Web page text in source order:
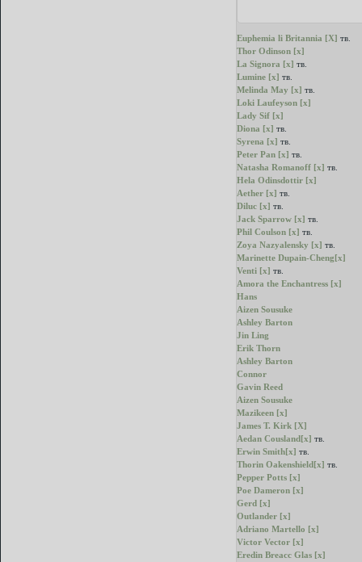
Euphemia li Britannia [X] тв.
Thor Odinson [x]
La Signora [x] тв.
Lumine [x] тв.
Melinda May [x] тв.
Loki Laufeyson [x]
Lady Sif [x]
Diona [x] тв.
Syrena [x] тв.
Peter Pan [x] тв.
Natasha Romanoff [x] тв.
Hela Odinsdottir [x]
Aether [x] тв.
Diluc [x] тв.
Jack Sparrow [x] тв.
Phil Coulson [x] тв.
Zoya Nazyalensky [x] тв.
Marinette Dupain-Cheng[x]
Venti [x] тв.
Amora the Enchantress [x]
Hans
Aizen Sousuke
Ashley Barton
Jin Ling
Erik Thorn
Ashley Barton
Connor
Gavin Reed
Aizen Sousuke
Mazikeen [x]
James T. Kirk [X]
Aedan Cousland[x] тв.
Erwin Smith[x] тв.
Thorin Oakenshield[x] тв.
Pepper Potts [x]
Poe Dameron [x]
Gerd [x]
Outlander [x]
Adriano Martello [x]
Victor Vector [x]
Eredin Breacc Glas [x]